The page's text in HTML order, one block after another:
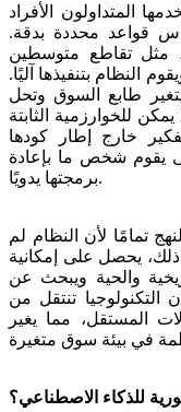
المتداولون الأفراد
قواعد محددة بدقة.
مثل تقاطع متوسطين
النظام بتنفيذها آليًا.
طابع السوق وتحل
للخوارزمية الثابتة
خارج إطار كودها
يقوم شخص ما بإعادة
برمجتها يدويًا.
تمامًا لأن النظام لم
ذلك، يحصل على إمكانية
والحية ويبحث عن
التكنولوجيا تنتقل من
المستقل، مما يغير
للذكاء الاصطناعي؟